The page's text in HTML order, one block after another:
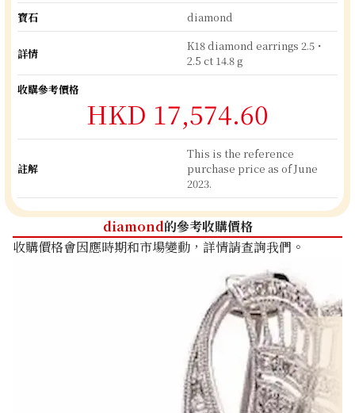
寶石 diamond
詳情
K18 diamond earrings 2.5・
2.5 ct 14.8 g
收購參考價格
HKD 17,574.60
註解
This is the reference
purchase price as of June
2023.
diamond的參考收購價格
收購價格會因應時期和市場變動，詳情請查詢我們。